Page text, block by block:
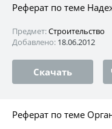
Реферат по теме
Предмет:Строительство
Добавлено: 18.06.2012
Скачать
Реферат по теме